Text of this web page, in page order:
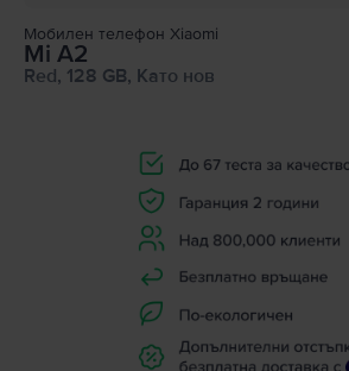
Мобилен телефон Xiaomi
Mi A2
Red, 128 GB, Като нов